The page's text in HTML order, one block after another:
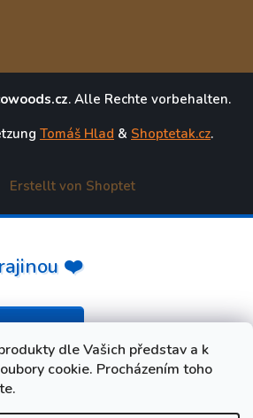
dle Vašich představ a k
cookie. Procházením toho
. Alle Rechte vorbehalten.
Tomáš Hlad & Shoptetak.cz.
Erstellt von Shoptet
❤️